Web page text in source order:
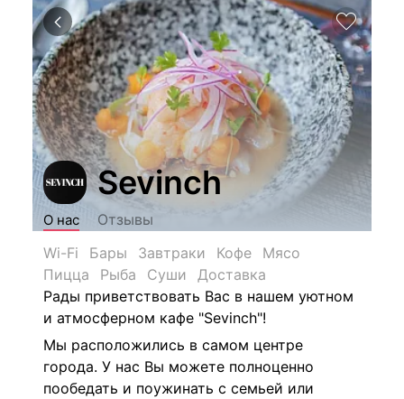
Sevinch
О нас
Отзывы
Wi-Fi
Бары Завтраки Кофе
Мясо
Пицца
Рыба Суши
Доставка
Рады приветствовать Вас в нашем уютном
и атмосферном кафе "Sevinch"!
Мы расположились в самом центре
города. У нас Вы можете полноценно
пообедать и поужинать с семьей или